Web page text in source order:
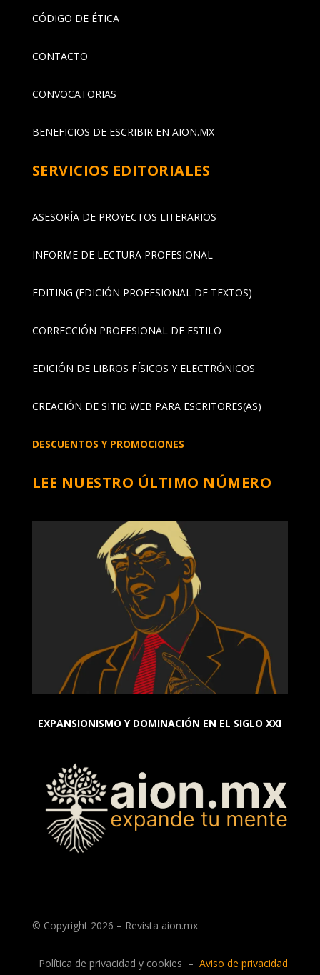
CÓDIGO DE ÉTICA
CONTACTO
CONVOCATORIAS
BENEFICIOS DE ESCRIBIR EN AION.MX
SERVICIOS EDITORIALES
ASESORÍA DE PROYECTOS LITERARIOS
INFORME DE LECTURA PROFESIONAL
EDITING (EDICIÓN PROFESIONAL DE TEXTOS)
CORRECCIÓN PROFESIONAL DE ESTILO
EDICIÓN DE LIBROS FÍSICOS Y ELECTRÓNICOS
CREACIÓN DE SITIO WEB PARA ESCRITORES(AS)
DESCUENTOS Y PROMOCIONES
LEE NUESTRO ÚLTIMO NÚMERO
EXPANSIONISMO Y DOMINACIÓN EN EL SIGLO XXI
© Copyright 2026 – Revista aion.mx
Política de privacidad y cookies –Aviso de privacidad